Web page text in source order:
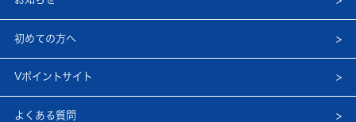
初めての方へ
Vポイントサイト
よくある質問